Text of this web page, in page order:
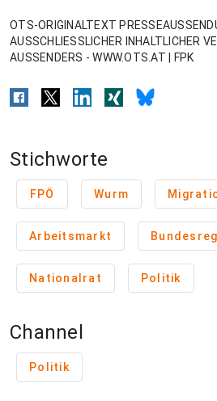
OTS-ORIGINALTEXT
AUSSCHLIESSLICHER INHALTLICHER
AUSSENDERS - WWW.OTS.AT | FPK
Stichworte
FPÖ Wurm
Arbeitsmarkt
Nationalrat Politik
Channel
Politik